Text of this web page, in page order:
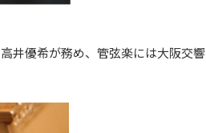
井優希が務め、管弦楽には大阪交響